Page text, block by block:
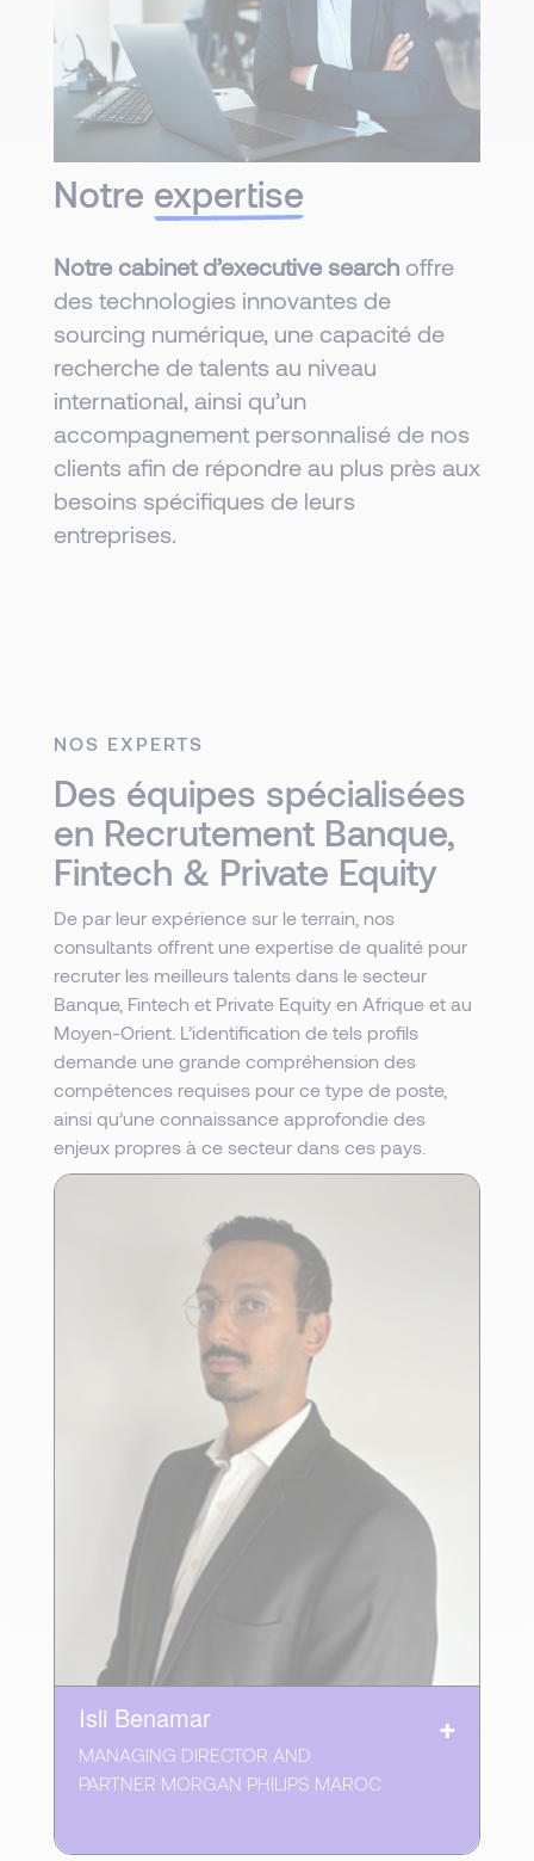
Notre expertise
Notre cabinet d’executive search offre
des technologies innovantes de
sourcing numérique, une capacité de
recherche de talents au niveau
international, ainsi qu’un
accompagnement personnalisé de nos
clients afin de répondre au plus près aux
besoins spécifiques de leurs
entreprises.
NOS EXPERTS
Des équipes spécialisées
en Recrutement Banque,
Fintech & Private Equity
De par leur expérience sur le terrain, nos
consultants offrent une expertise de qualité pour
recruter les meilleurs talents dans le secteur
Banque, Fintech et Private Equity en Afrique et au
Moyen-Orient. L’identification de tels profils
demande une grande compréhension des
compétences requises pour ce type de poste,
ainsi qu’une connaissance approfondie des
enjeux propres à ce secteur dans ces pays.
Isli Benamar
MANAGING DIRECTOR AND
PARTNER MORGAN PHILIPS MAROC